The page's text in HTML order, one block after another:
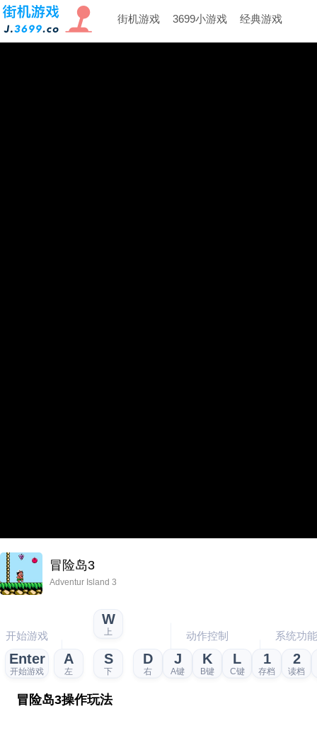
街机游戏 3699小游戏 经典游戏
冒险岛3
Adventur Island 3
开始游戏
Enter
开始游戏
W
上
A
左
S
下
D
右
动作控制
J
A键
K
B键
L
C键
系统功能
1
存档
2
读档
冒险岛3操作玩法